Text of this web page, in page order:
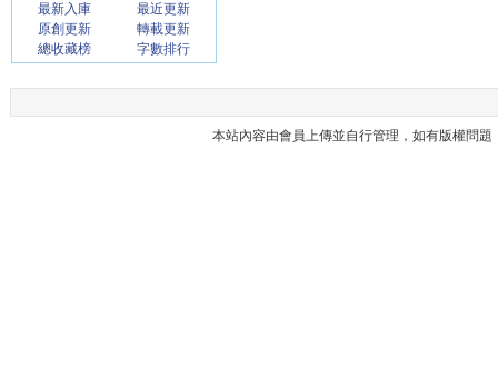
最新入庫
最近更新
原創更新
轉載更新
總收藏榜
字數排行
本站內容由會員上傳並自行管理，如有版權問